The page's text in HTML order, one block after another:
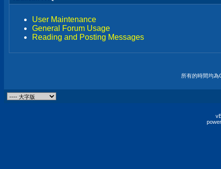
User Maintenance
General Forum Usage
Reading and Posting Messages
所有的時間均為